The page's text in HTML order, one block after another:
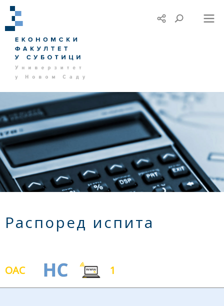
Распоред испита
ОАС 1